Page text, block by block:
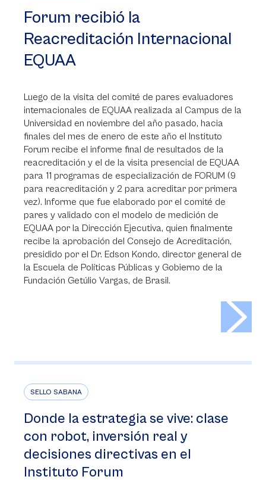
Forum recibió la
Reacreditación Internacional
EQUAA
Luego de la visita del comité de pares evaluadores
internacionales de EQUAA realizada al Campus de la
Universidad en noviembre del año pasado, hacia
finales del mes de enero de este año el Instituto
Forum recibe el informe final de resultados de la
reacreditación y el de la visita presencial de EQUAA
para 11 programas de especialización de FORUM (9
para reacreditación y 2 para acreditar por primera
vez). Informe que fue elaborado por el comité de
pares y validado con el modelo de medición de
EQUAA por la Dirección Ejecutiva, quien finalmente
recibe la aprobación del Consejo de Acreditación,
presidido por el Dr. Edson Kondo, director general de
la Escuela de Políticas Públicas y Gobierno de la
Fundación Getúlio Vargas, de Brasil.
SELLO SABANA
Donde la estrategia se vive: clase
con robot, inversión real y
decisiones directivas en el
Instituto Forum